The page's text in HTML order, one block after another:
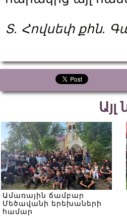
Տ. Հովսեփ քհն.
Այլ
Ամառային ճամբար
Մեծավանի երեխաների
համար